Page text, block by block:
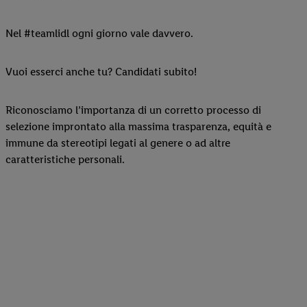
Nel #teamlidl ogni giorno vale davvero.
Vuoi esserci anche tu? Candidati subito!
Riconosciamo l’importanza di un corretto processo di
selezione improntato alla massima trasparenza, equità e
immune da stereotipi legati al genere o ad altre
caratteristiche personali.